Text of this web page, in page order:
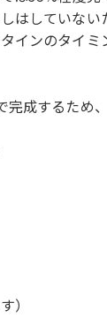
はしていな
インのタイ
完成するため
）